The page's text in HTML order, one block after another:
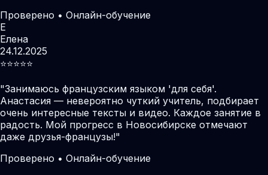
Проверено • Онлайн-обучение
Е
Елена
24.12.2025
⭐️⭐️⭐️⭐️⭐️
"Занимаюсь французским языком 'для себя'.
Анастасия — невероятно чуткий учитель, подбирает
очень интересные тексты и видео. Каждое занятие в
радость. Мой прогресс в Новосибирске отмечают
даже друзья-французы!"
Проверено • Онлайн-обучение